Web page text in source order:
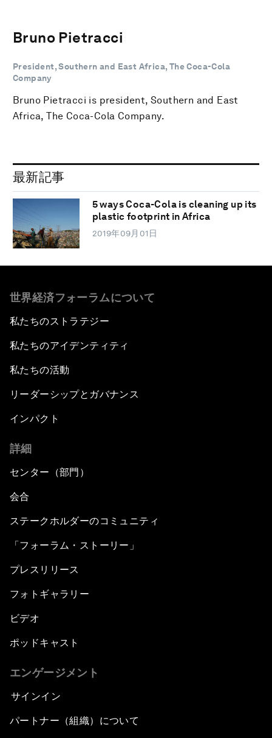
Bruno Pietracci
President, Southern and East Africa, The Coca-Cola
Company
Bruno Pietracci is president, Southern and East
Africa, The Coca-Cola Company.
最新記事
5 ways Coca-Cola is cleaning up its
plastic footprint in Africa
2019年09月01日
世界経済フォーラムについて
私たちのストラテジー
私たちのアイデンティティ
私たちの活動
リーダーシップとガバナンス
インパクト
詳細
センター（部門）
会合
ステークホルダーのコミュニティ
「フォーラム・ストーリー」
プレスリリース
フォトギャラリー
ビデオ
ポッドキャスト
エンゲージメント
サインイン
パートナー（組織）について